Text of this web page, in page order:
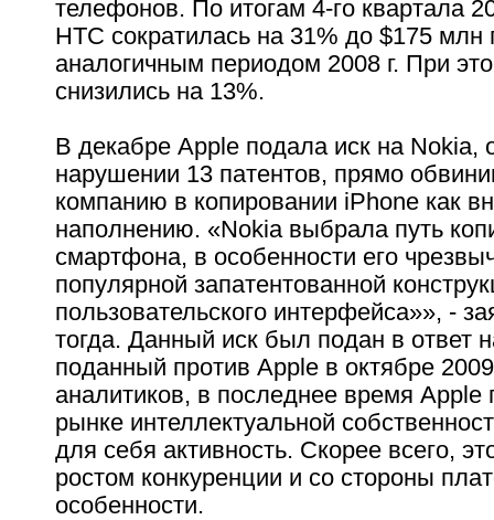
телефонов. По итогам 4-го квартала
HTC сократилась на 31% до $175
аналогичным периодом 2008 г. При
снизились на 13%.
В декабре Apple подала иск на Nokia,
нарушении 13 патентов, прямо
компанию в копировании iPhone как
наполнению. «Nokia выбрала путь
смартфона, в особенности его
популярной запатентованной
пользовательского интерфейса»», -
тогда. Данный иск был подан в ответ
поданный против Apple в октябре
аналитиков, в последнее время Apple
рынке интеллектуальной
для себя активность. Скорее всего,
ростом конкуренции и со стороны
особенности.